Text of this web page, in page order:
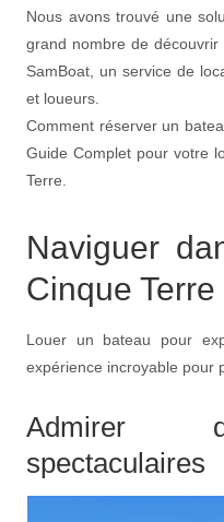
Nous avons trouvé une
grand nombre de
SamBoat, un service de
et loueurs.
Comment réserver un
Guide Complet pour votre
Terre.
Naviguer
Cinque Terre
Louer un bateau pour
expérience incroyable pour
Admirer
spectaculaires